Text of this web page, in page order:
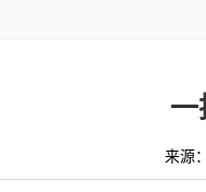
一
来源